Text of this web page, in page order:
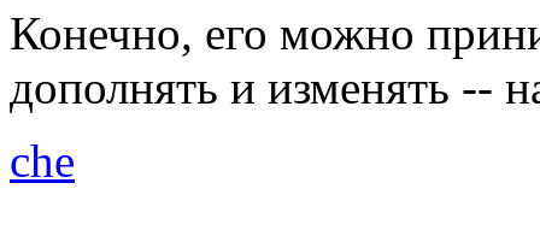
Конечно, его можно
дополнять и изменять --
che